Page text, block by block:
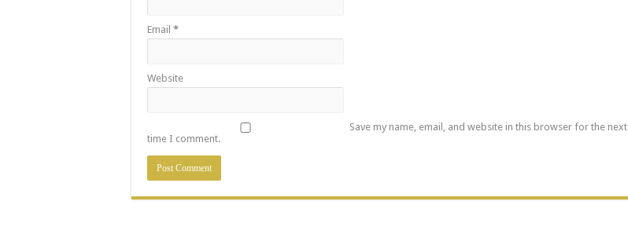
Email *
Website
Save my name, email, and website in this browser for the next
time I comment.